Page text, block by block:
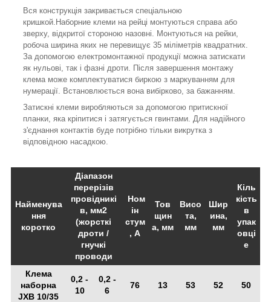
Вся конструкція закривається спеціальною
кришкой.Наборние клеми на рейці монтуються справа або
зверху, відкритої стороною назовні. Монтуються на рейки,
робоча ширина яких не перевищує 35 міліметрів квадратних.
За допомогою електромонтажної продукції можна затискати
як нульові, так і фазні дроти. Після завершення монтажу
клема може комплектуватися биркою з маркуванням для
нумерації. Встановлюється вона вибірково, за бажанням.
Затискні клеми виробляються за допомогою притискної
планки, яка кріпитися і затягується гвинтами. Для надійного
з'єднання контактів буде потрібно тільки викрутка з
відповідною насадкою.
Найменува
ння
коротко
Діапазон
перерізів
провідникі
в, мм2
(жорсткі
дроти /
гнучкі
проводи
Ном
ін
стум
, А
Тов
щин
а, мм
Висо
та,
мм
Шир
ина,
мм
Кіль
кість
в
упак
овці
е
Клема
наборна
JXB 10/35
0,2 -
10
0,2 -
6
76 13 53 52 50